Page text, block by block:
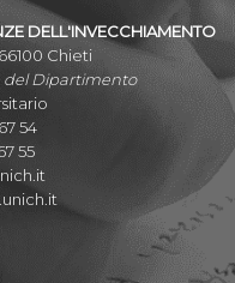
DELL'INVECCHIAMENTO
Chieti
del Dipartimento
54
55